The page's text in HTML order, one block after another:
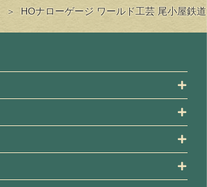
HOナローゲージ ワールド工芸 尾小屋鉄